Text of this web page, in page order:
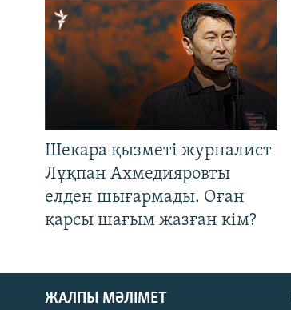
Шекара қызметі журналист
Лұқпан Ахмедияровты
елден шығармады. Оған
қарсы шағым жазған кім?
ЖАЛПЫ МӘЛІМЕТ